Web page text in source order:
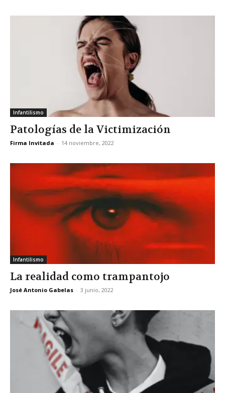
Infantilismo
Patologías de la Victimización
Firma Invitada - 14 noviembre, 2022
Infantilismo
La realidad como trampantojo
José Antonio Gabelas - 3 junio, 2022